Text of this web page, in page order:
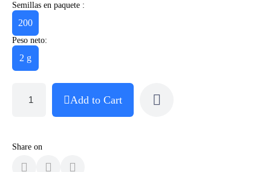
Semillas en paquete :
200
Peso neto:
2 g
Add to Cart
Share on